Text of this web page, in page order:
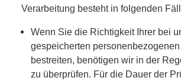
Verarbeitung besteht in folgenden
Wenn Sie die Richtigkeit Ihrer bei
gespeicherten
bestreiten, benötigen wir in der
zu überprüfen. Für die Dauer der